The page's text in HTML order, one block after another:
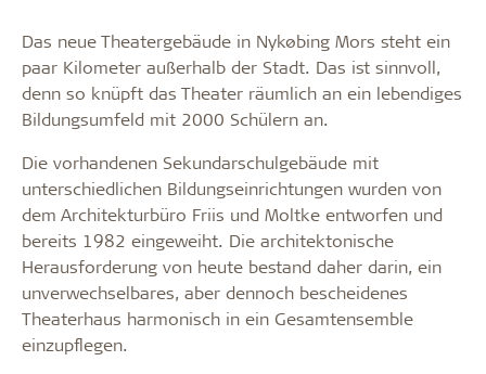
Das neue Theatergebäude in Nykøbing Mors steht ein
paar Kilometer außerhalb der Stadt. Das ist sinnvoll,
denn so knüpft das Theater räumlich an ein lebendiges
Bildungsumfeld mit 2000 Schülern an.
Die vorhandenen Sekundarschulgebäude mit
unterschiedlichen Bildungseinrichtungen wurden von
dem Architekturbüro Friis und Moltke entworfen und
bereits 1982 eingeweiht. Die architektonische
Herausforderung von heute bestand daher darin, ein
unverwechselbares, aber dennoch bescheidenes
Theaterhaus harmonisch in ein Gesamtensemble
einzupflegen.